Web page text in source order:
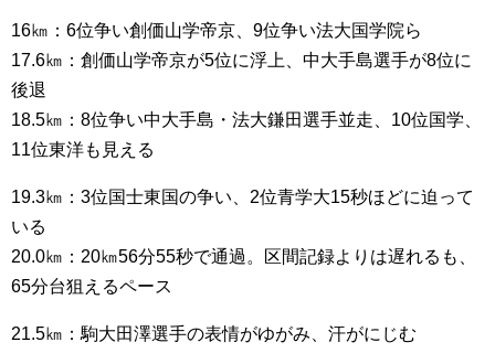
16㎞：6位争い創価山学帝京、9位争い法大国学院ら
17.6㎞：創価山学帝京が5位に浮上、中大手島選手が8位に
後退
18.5㎞：8位争い中大手島・法大鎌田選手並走、10位国学、
11位東洋も見える
19.3㎞：3位国士東国の争い、2位青学大15秒ほどに迫って
いる
20.0㎞：20㎞56分55秒で通過。区間記録よりは遅れるも、
65分台狙えるペース
21.5㎞：駒大田澤選手の表情がゆがみ、汗がにじむ